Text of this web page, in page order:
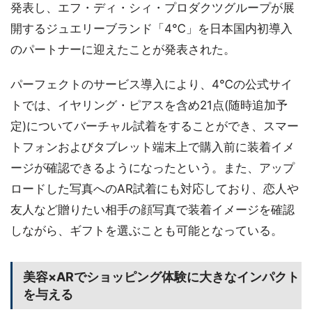
発表し、エフ・ディ・シィ・プロダクツグループが展
開するジュエリーブランド「4℃」を日本国内初導入
のパートナーに迎えたことが発表された。
パーフェクトのサービス導入により、4℃の公式サイ
トでは、イヤリング・ピアスを含め21点(随時追加予
定)についてバーチャル試着をすることができ、スマー
トフォンおよびタブレット端末上で購入前に装着イメ
ージが確認できるようになったという。また、アップ
ロードした写真へのAR試着にも対応しており、恋人や
友人など贈りたい相手の顔写真で装着イメージを確認
しながら、ギフトを選ぶことも可能となっている。
美容×ARでショッピング体験に大きなインパクト
を与える